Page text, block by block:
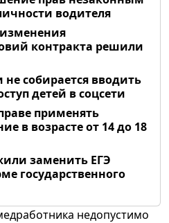
водителя
контракта решили
собирается вводить
детей в соцсети
применять
в возрасте от 14 до 18
заменить ЕГЭ
государственного
недопустимо